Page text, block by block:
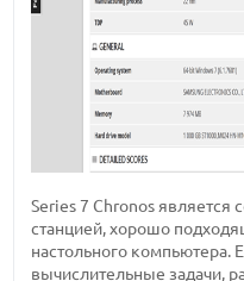
Series 7 Chronos
станцией, хорошо
настольного
вычислительные задачи,